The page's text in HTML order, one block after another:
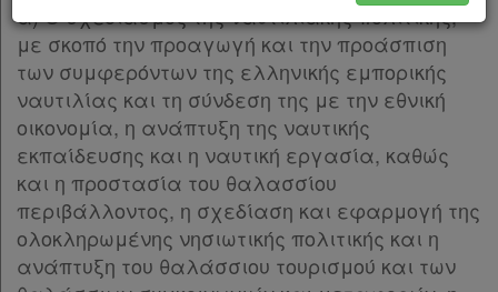
Παρ.7
Άρθρο 7 [-]
Παρ.1
Παρ.2
Παρ.3
Παρ.4
Παρ.5
Παρ.6
Παρ.7
α) Ο σχεδιασμός της ναυτιλιακής πολιτικής,
με σκοπό την προαγωγή και την προάσπιση
των συμφερόντων της ελληνικής εμπορικής
ναυτιλίας και τη σύνδεση της με την εθνική
οικονομία, η ανάπτυξη της ναυτικής
εκπαίδευσης και η ναυτική εργασία, καθώς
και η προστασία του θαλασσίου
περιβάλλοντος, η σχεδίαση και εφαρμογή της
ολοκληρωμένης νησιωτικής πολιτικής και η
ανάπτυξη του θαλάσσιου τουρισμού και των